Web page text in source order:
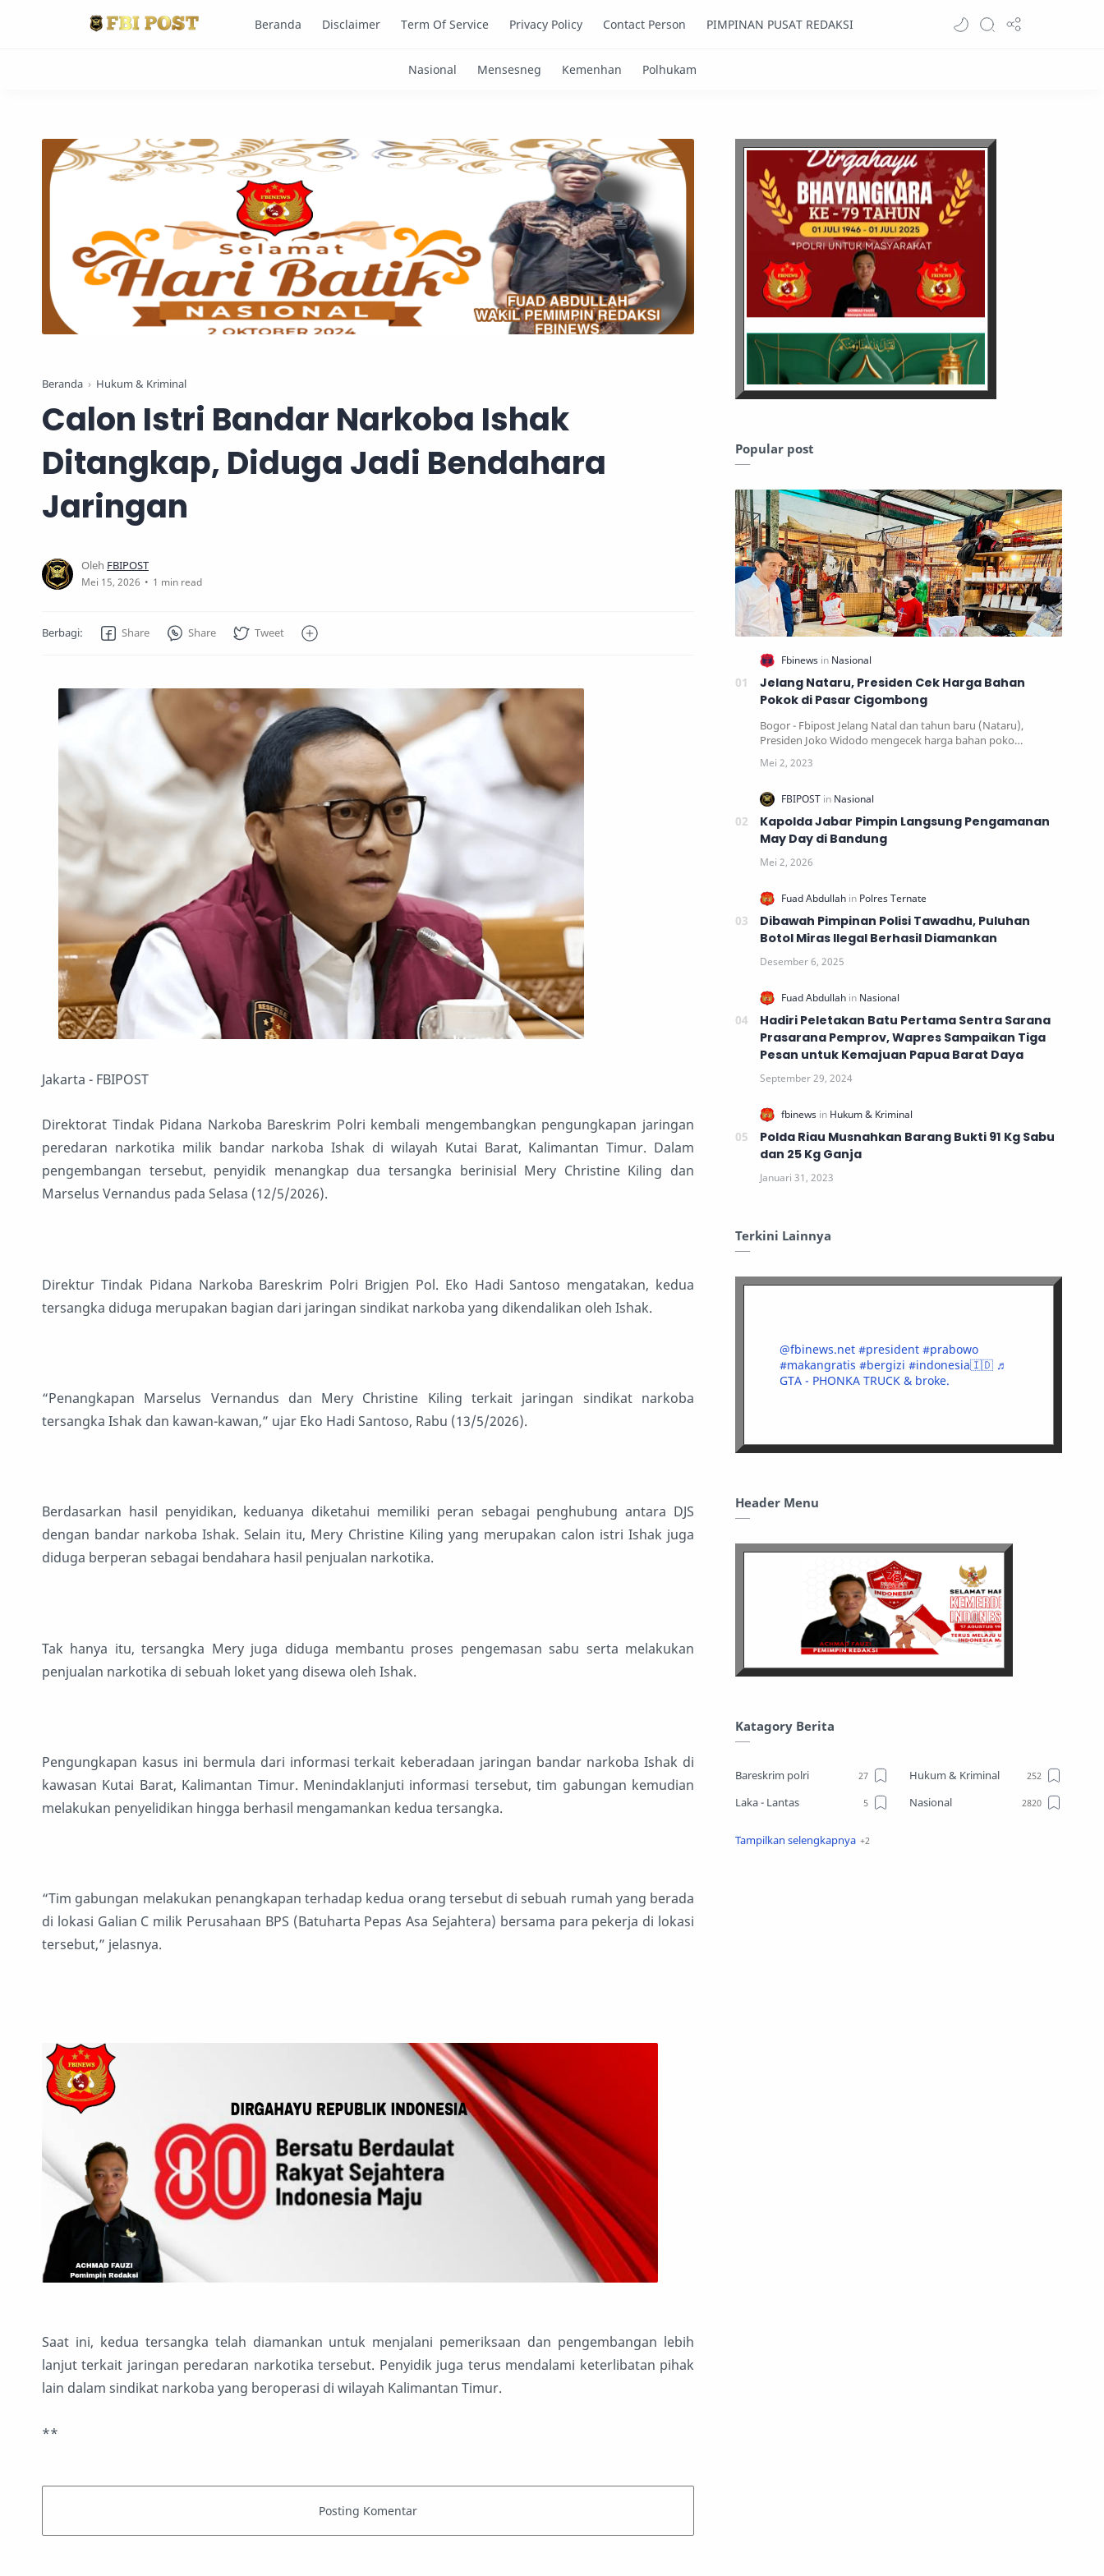
Beranda Disclaimer Term Of Service Privacy Policy Contact Person PIMPINAN PUSAT REDAKSI
Beranda Hukum & Kriminal
Calon Istri Bandar Narkoba Ishak
Ditangkap, Diduga Jadi Bendahara
Jaringan
1 min read
Jakarta - FBIPOST
Direktorat Tindak Pidana Narkoba Bareskrim Polri kembali mengembangkan pengungkapan jaringan
peredaran narkotika milik bandar narkoba Ishak di wilayah Kutai Barat, Kalimantan Timur. Dalam
pengembangan tersebut, penyidik menangkap dua tersangka berinisial Mery Christine Kiling dan
Marselus Vernandus pada Selasa (12/5/2026).
Direktur Tindak Pidana Narkoba Bareskrim Polri Brigjen Pol. Eko Hadi Santoso mengatakan, kedua
tersangka diduga merupakan bagian dari jaringan sindikat narkoba yang dikendalikan oleh Ishak.
“Penangkapan Marselus Vernandus dan Mery Christine Kiling terkait jaringan sindikat narkoba
tersangka Ishak dan kawan-kawan,” ujar Eko Hadi Santoso, Rabu (13/5/2026).
Berdasarkan hasil penyidikan, keduanya diketahui memiliki peran sebagai penghubung antara DJS
dengan bandar narkoba Ishak. Selain itu, Mery Christine Kiling yang merupakan calon istri Ishak juga
diduga berperan sebagai bendahara hasil penjualan narkotika.
Tak hanya itu, tersangka Mery juga diduga membantu proses pengemasan sabu serta melakukan
penjualan narkotika di sebuah loket yang disewa oleh Ishak.
Pengungkapan kasus ini bermula dari informasi terkait keberadaan jaringan bandar narkoba Ishak di
kawasan Kutai Barat, Kalimantan Timur. Menindaklanjuti informasi tersebut, tim gabungan kemudian
melakukan penyelidikan hingga berhasil mengamankan kedua tersangka.
“Tim gabungan melakukan penangkapan terhadap kedua orang tersebut di sebuah rumah yang berada
di lokasi Galian C milik Perusahaan BPS (Batuharta Pepas Asa Sejahtera) bersama para pekerja di lokasi
tersebut,” jelasnya.
Saat ini, kedua tersangka telah diamankan untuk menjalani pemeriksaan dan pengembangan lebih
lanjut terkait jaringan peredaran narkotika tersebut. Penyidik juga terus mendalami keterlibatan pihak
lain dalam sindikat narkoba yang beroperasi di wilayah Kalimantan Timur.
**
Popular post
Jelang Nataru, Presiden Cek Harga Bahan
Pokok di Pasar Cigombong
Bogor - Fbipost Jelang Natal dan tahun baru (Nataru),
Presiden Joko Widodo mengecek harga bahan poko…
Kapolda Jabar Pimpin Langsung Pengamanan
May Day di Bandung
Dibawah Pimpinan Polisi Tawadhu, Puluhan
Botol Miras Ilegal Berhasil Diamankan
Hadiri Peletakan Batu Pertama Sentra Sarana
Prasarana Pemprov, Wapres Sampaikan Tiga
Pesan untuk Kemajuan Papua Barat Daya
Polda Riau Musnahkan Barang Bukti 91 Kg Sabu
dan 25 Kg Ganja
Terkini Lainnya
@fbinews.net #president #prabowo
#makangratis #bergizi #indonesia🇮🇩 ♬
GTA - PHONKA TRUCK & broke.
Header Menu
Katagory Berita
Bareskrim polri
Hukum & Kriminal
Laka - Lantas
Nasional